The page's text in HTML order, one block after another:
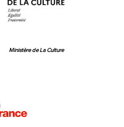
Ministère de La Culture